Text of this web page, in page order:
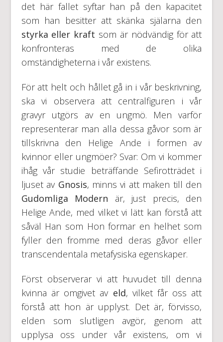
det här fallet syftar han på den kapacitet
som han besitter att skänka själarna den
styrka eller kraft som är nödvändig för att
konfronteras med de olika
omständigheterna i vår existens.
För att helt och hållet gå in i vår beskrivning,
ska vi observera att centralfiguren i vår
gravyr utgörs av en ungmö. Men varför
representerar man alla dessa gåvor som är
tillskrivna den Helige Ande i formen av
kvinnor eller ungmöer? Svar: Om vi kommer
ihåg vår studie beträffande Sefirotträdet i
ljuset av Gnosis, minns vi att maken till den
Gudomliga Modern är, just precis, den
Helige Ande, med vilket vi lätt kan förstå att
såväl Han som Hon formar en helhet som
fyller den fromme med deras gåvor eller
transcendentala metafysiska egenskaper.
Först observerar vi att huvudet till denna
kvinna är omgivet av eld, vilket får oss att
förstå att hon är upplyst. Det är, förvisso,
elden som slutligen avgör, genom att
upplysa oss under vår existens, om vi